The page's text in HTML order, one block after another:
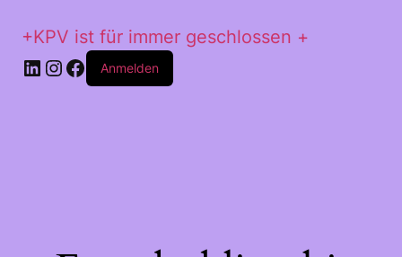
+KPV ist für immer geschlossen +
LinkedIn
Instagram
Facebook
Anmelden